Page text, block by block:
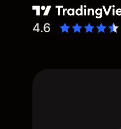
4.6